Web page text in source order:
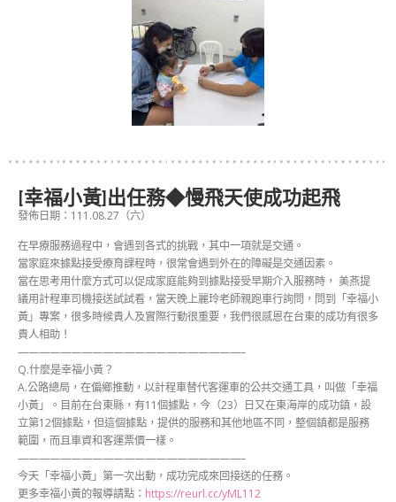
[幸福小黃]出任務◆慢飛天使成功起飛
發佈日期：111.08.27（六）
在早療服務過程中，會遇到各式的挑戰，其中一項就是交通。
當家庭來據點接受療育課程時，很常會遇到外在的障礙是交通因素。
當在思考用什麼方式可以促成家庭能夠到據點接受早期介入服務時， 美燕提
議用計程車司機接送試試看，當天晚上麗玲老師親跑車行詢問，問到「幸福小
黃」專案，很多時候貴人及實際行動很重要，我們很感恩在台東的成功有很多
貴人相助！
—————————————————————–
Q.什麼是幸福小黃？
A.公路總局，在偏鄉推動，以計程車替代客運車的公共交通工具，叫做「幸福
小黃」。目前在台東縣，有11個據點，今（23）日又在東海岸的成功鎮，設
立第12個據點，但這個據點，提供的服務和其他地區不同，整個鎮都是服務
範圍，而且車資和客運票價一樣。
—————————————————————–
今天「幸福小黃」第一次出動，成功完成來回接送的任務。
更多幸福小黃的報導請點： https://reurl.cc/yML112